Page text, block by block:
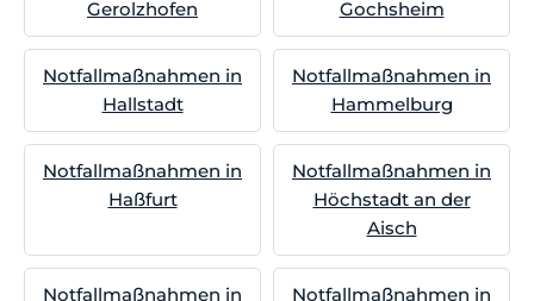
Gerolzhofen
Gochsheim
Notfallmaßnahmen in
Hallstadt
Notfallmaßnahmen in
Hammelburg
Notfallmaßnahmen in
Haßfurt
Notfallmaßnahmen in
Höchstadt an der
Aisch
Notfallmaßnahmen in
Notfallmaßnahmen in